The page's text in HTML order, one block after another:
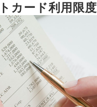
カード利用限